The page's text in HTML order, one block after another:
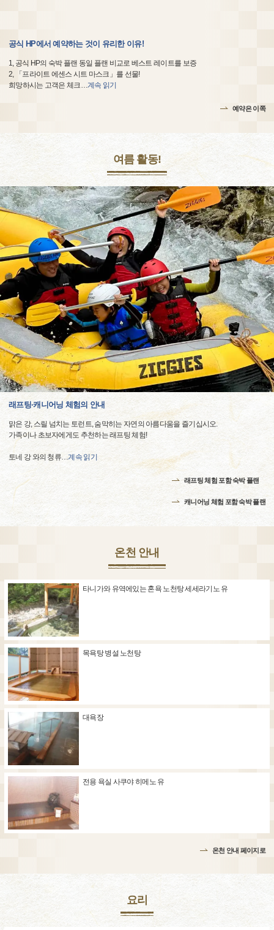
공식 HP에서 예약하는 것이 유리한 이유!
1, 공식 HP의 숙박 플랜 동일 플랜 비교로 베스트 레이트를 보증
2, 「프라이트 에센스 시트 마스크」를 선물!
희망하시는 고객은 체크…계속 읽기
예약은 이쪽
여름 활동!
래프팅·캐니어닝 체험의 안내
맑은 강, 스릴 넘치는 토런트, 숨막히는 자연의 아름다움을 즐기십시오.
가족이나 초보자에게도 추천하는 래프팅 체험!
토네 강 와의 청류…계속 읽기
래프팅 체험 포함 숙박 플랜
캐니어닝 체험 포함 숙박 플랜
온천 안내
타니가와 유역에있는 혼욕 노천탕 세세라기노 유
목욕탕 병설 노천탕
대욕장
전용 욕실 사쿠야 히메노 유
온천 안내 페이지로
요리